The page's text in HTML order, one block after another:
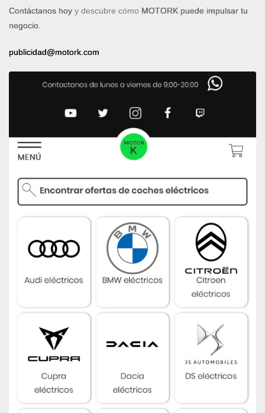
Contáctanos hoy y descubre cómo MOTORK puede impulsar tu
negocio.
publicidad@motork.com